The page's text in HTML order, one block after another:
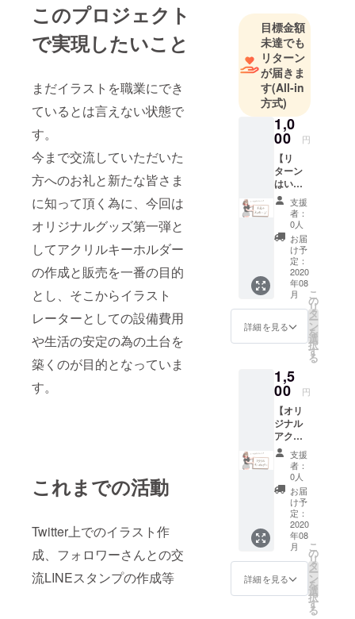
このプロジェクト
で実現したいこと
まだイラストを職業にでき
ているとは言えない状態で
す。
今まで交流していただいた
方へのお礼と新たな皆さま
に知って頂く為に、今回は
オリジナルグッズ第一弾と
してアクリルキーホルダー
の作成と販売を一番の目的
とし、そこからイラスト
レーターとしての設備費用
や生活の安定の為の土台を
築くのが目的となっていま
す。
これまでの活動
Twitter上でのイラスト作
成、フォロワーさんとの交
流LINEスタンプの作成等
目標金額
未達でも
リターン
が届きま
す(All-in
方式)
1,0
00 円
【リ
ターン
はいら
ないけ
ど応援
した
い！】
いつも
暖かい
ご支援
ありが
とうご
ざいま
す！ 細
やかで
すが
にて
「お礼
のメッ
セージ
を贈ら
せてい
ただき
ます」
※クラウ
ドファ
ンディ
ング期
日終了
後、順
次対応
させて
いただ
支援
者：
0人
お届
け予
定：
2020
年08
月
詳細を見る
こ
の
リ
タ
ー
ン
を
選
択
す
る
1,5
00 円
【オリ
ジナル
アクリ
ルキー
ホル
ダー】
私のオ
リジナ
ルキャ
ラク
ター
「日和
ちゃ
ん」の
アクリ
ルキー
支援
者：
0人
お届
け予
定：
2020
年08
月
詳細を見る
こ
の
リ
タ
ー
ン
を
選
択
す
る